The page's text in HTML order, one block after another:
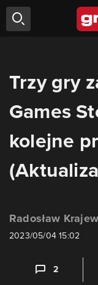
Trzy gry
Games
kolejne
Radosław
2023/05/04 15:02
2